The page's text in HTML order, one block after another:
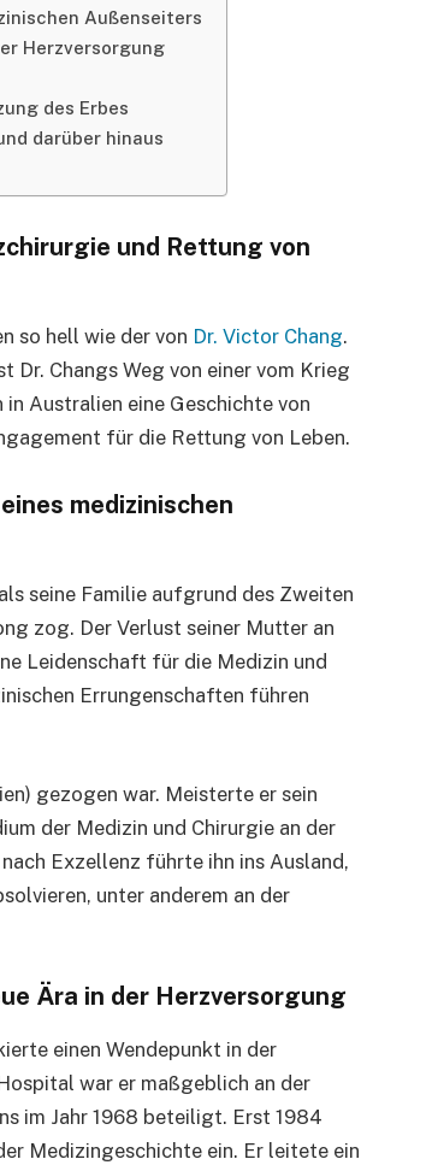
Außenseiters
Herzversorgung
des Erbes
darüber hinaus
und Rettung von
so hell wie der von Dr. Victor Chang.
Dr. Changs Weg von einer vom Krieg
Australien eine Geschichte von
für die Rettung von Leben.
medizinischen
seine Familie aufgrund des Zweiten
zog. Der Verlust seiner Mutter an
Leidenschaft für die Medizin und
Errungenschaften führen
gezogen war. Meisterte er sein
der Medizin und Chirurgie an der
Exzellenz führte ihn ins Ausland,
unter anderem an der
Ära in der Herzversorgung
einen Wendepunkt in der
war er maßgeblich an der
im Jahr 1968 beteiligt. Erst 1984
Medizingeschichte ein. Er leitete ein